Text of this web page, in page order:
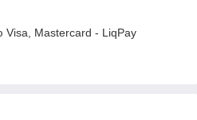
Visa, Mastercard - LiqPay